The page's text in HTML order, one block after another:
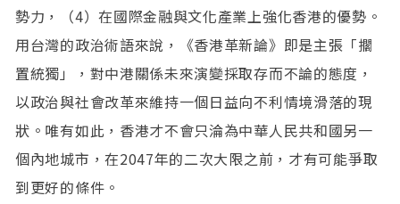
勢力，（4）在國際金融與文化產業上強化香港的優勢。
用台灣的政治術語來說，《香港革新論》即是主張「擱
置統獨」，對中港關係未來演變採取存而不論的態度，
以政治與社會改革來維持一個日益向不利情境滑落的現
狀。唯有如此，香港才不會只淪為中華人民共和國另一
個內地城市，在2047年的二次大限之前，才有可能爭取
到更好的條件。